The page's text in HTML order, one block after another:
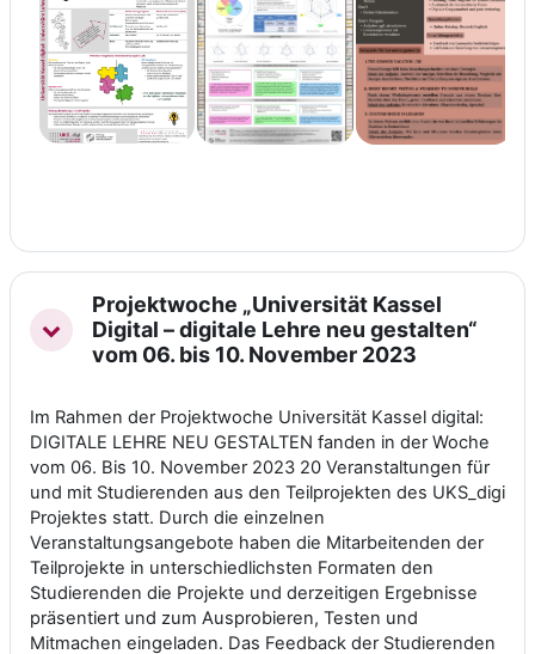
Einklappen
Projektwoche „Universität Kassel
Digital – digitale Lehre neu gestalten“
vom 06. bis 10. November 2023
Im Rahmen der Projektwoche Universität Kassel digital:
DIGITALE LEHRE NEU GESTALTEN fanden in der Woche
vom 06. Bis 10. November 2023 20 Veranstaltungen für
und mit Studierenden aus den Teilprojekten des UKS_digi
Projektes statt. Durch die einzelnen
Veranstaltungsangebote haben die Mitarbeitenden der
Teilprojekte in unterschiedlichsten Formaten den
Studierenden die Projekte und derzeitigen Ergebnisse
präsentiert und zum Ausprobieren, Testen und
Mitmachen eingeladen. Das Feedback der Studierenden